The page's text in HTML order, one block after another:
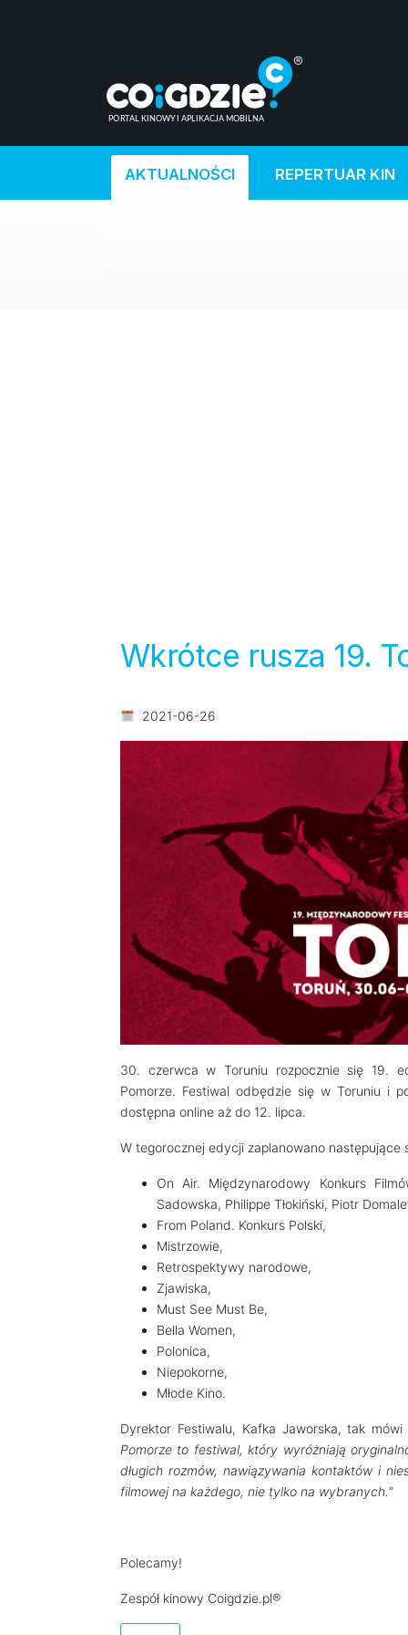
AKTUALNOŚCI REPERTUAR KIN
Wkrótce rusza 19.
2021-06-26
30. czerwca w Toruniu rozpocznie się 19.
Pomorze. Festiwal odbędzie się w Toruniu i
dostępna online aż do 12. lipca.
W tegorocznej edycji zaplanowano następujące
On Air. Międzynarodowy Konkurs
Sadowska, Philippe Tłokiński, Piotr
From Poland. Konkurs Polski,
Mistrzowie,
Retrospektywy narodowe,
Zjawiska,
Must See Must Be,
Bella Women,
Polonica,
Niepokorne,
Młode Kino.
Dyrektor Festiwalu, Kafka Jaworska, tak
Pomorze to festiwal, który wyróżniają
długich rozmów, nawiązywania kontaktów i
filmowej na każdego, nie tylko na wybranych.”
Polecamy!
Zespół kinowy Coigdzie.pl®